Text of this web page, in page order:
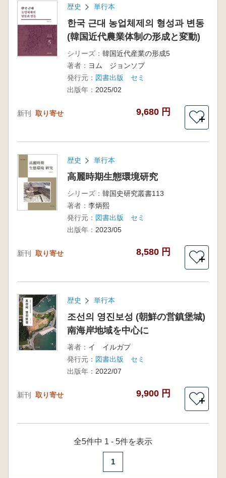
歴史 単行本
한국 근대 농업체제의 형성과 변동
(韓国近代農業体制の形成と変動)
シリーズ： 韓国近代産業の形成5
著者： ヨム ジョンソプ
発行元： 図書出版 セミ
出版年： 2025/02
新刊 取り寄せ 9,680 円
＋
歴史 単行本
高麗時期生態環境研究
シリーズ： 韓国史研究叢書113
著者： 李炳熙
発行元： 図書出版 セミ
出版年： 2023/05
新刊 取り寄せ 8,580 円
＋
歴史 単行本
조선의 영진보성 (朝鮮の営鎮堡城)
南海岸地域を中心に
著者： イ イルガプ
発行元： 図書出版 セミ
出版年： 2022/07
新刊 取り寄せ 9,900 円
＋
全5件中 1 - 5件を表示
1